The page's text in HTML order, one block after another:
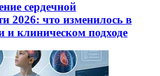
сердечной
2026: что изменилось в
и клиническом подходе